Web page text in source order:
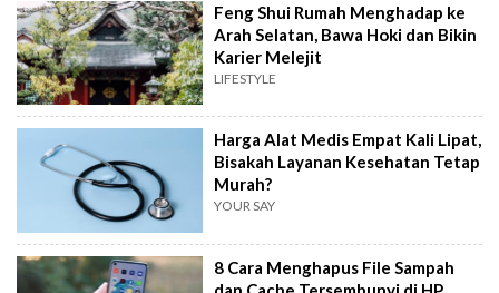
Feng Shui Rumah Menghadap ke
Arah Selatan, Bawa Hoki dan Bikin
Karier Melejit
LIFESTYLE
Harga Alat Medis Empat Kali Lipat,
Bisakah Layanan Kesehatan Tetap
Murah?
YOUR SAY
8 Cara Menghapus File Sampah